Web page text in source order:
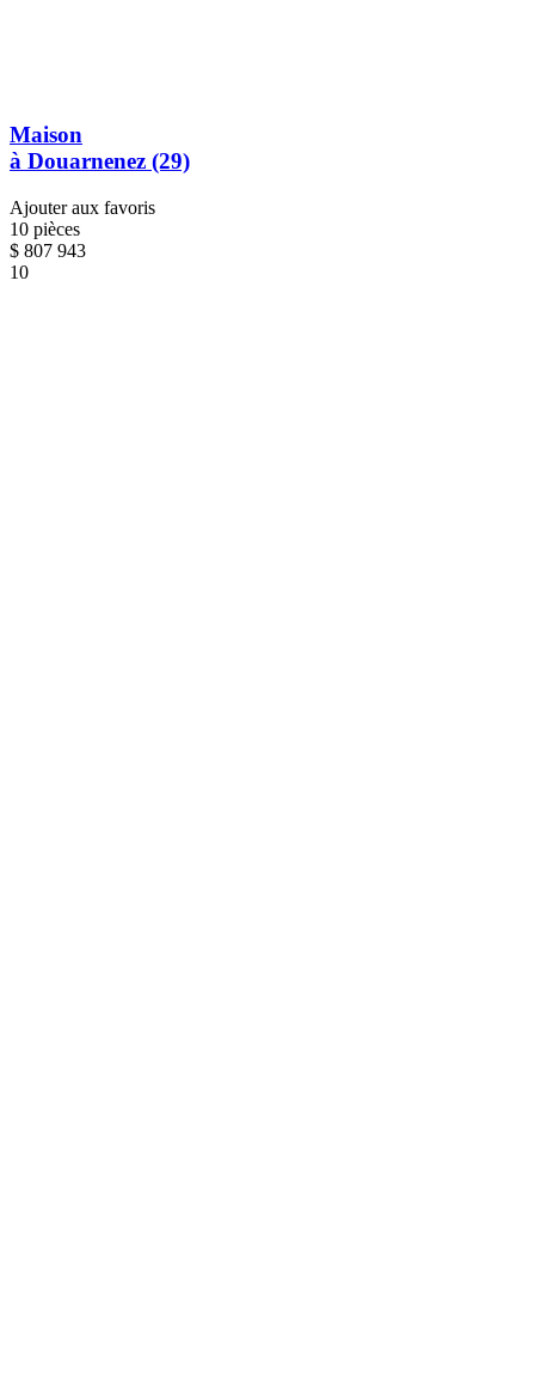
Maison
à Douarnenez (29)
Ajouter aux favoris
10 pièces
$ 807 943
10